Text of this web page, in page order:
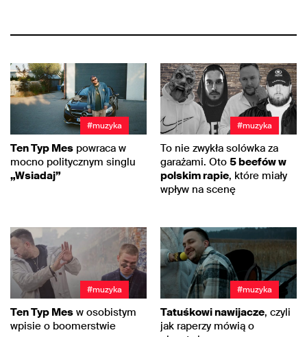
#muzyka
Ten Typ Mes powraca w
mocno politycznym singlu
„Wsiadaj”
#muzyka
To nie zwykła solówka za
garażami. Oto 5 beefów w
polskim rapie, które miały
wpływ na scenę
#muzyka
Ten Typ Mes w osobistym
wpisie o boomerstwie
#muzyka
Tatuśkowi nawijacze, czyli
jak raperzy mówią o